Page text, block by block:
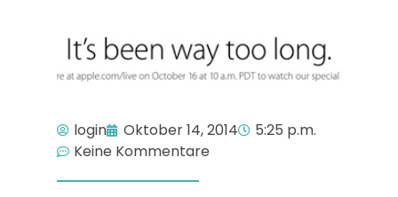
login Oktober 14, 2014
5:25 p.m.
Keine Kommentare